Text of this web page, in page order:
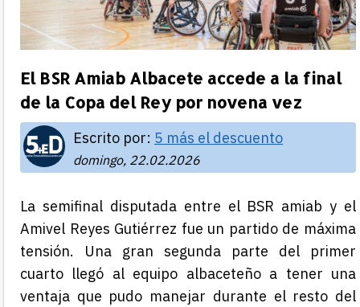
El BSR Amiab Albacete accede a la final
de la Copa del Rey por novena vez
Escrito por: 5 más el descuento
domingo, 22.02.2026
La semifinal disputada entre el BSR amiab y el
Amivel Reyes Gutiérrez fue un partido de máxima
tensión. Una gran segunda parte del primer
cuarto llegó al equipo albaceteño a tener una
ventaja que pudo manejar durante el resto del